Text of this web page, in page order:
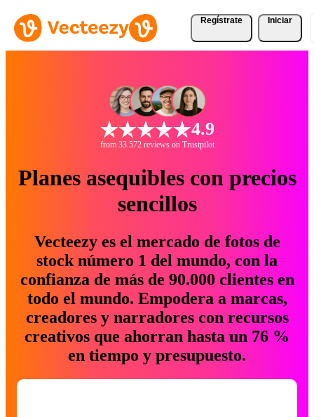
Regístrate Iniciar
4.9
from 33.572 reviews on Trustpilot
Planes asequibles con precios
sencillos
Vecteezy es el mercado de fotos de
stock número 1 del mundo, con la
confianza de más de 90.000 clientes en
todo el mundo. Empodera a marcas,
creadores y narradores con recursos
creativos que ahorran hasta un 76 %
en tiempo y presupuesto.